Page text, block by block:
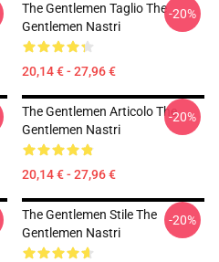
The Gentlemen Taglio The
Gentlemen Nastri
20,14 € - 27,96 €
-20%
The Gentlemen Articolo The
Gentlemen Nastri
20,14 € - 27,96 €
-20%
The Gentlemen Stile The
Gentlemen Nastri
-20%